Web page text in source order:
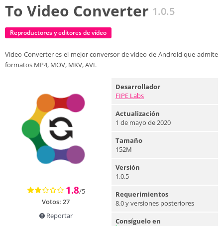
To Video Converter 1.0.5
Reproductores y editores de vídeo
Video Converter es el mejor conversor de video de Android que admite
formatos MP4, MOV, MKV, AVI.
1.8/5
Votos: 27
Reportar
Desarrollador
FIPE Labs
Actualización
1 de mayo de 2020
Tamaño
152M
Versión
1.0.5
Requerimientos
8.0 y versiones posteriores
Consíguelo en